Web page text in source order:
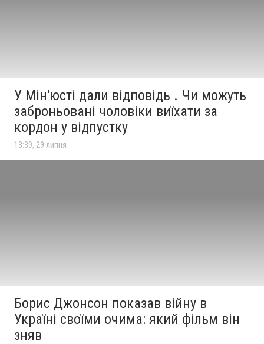
У Мін'юсті дали відповідь . Чи можуть
заброньовані чоловіки виїхати за
кордон у відпустку
13:39, 29 липня
Борис Джонсон показав війну в
Україні своїми очима: який фільм він
зняв